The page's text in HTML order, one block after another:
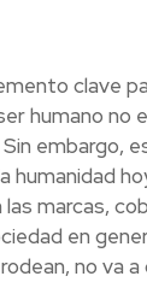
clave
humano no
embargo,
humanidad
marcas,
en
no va